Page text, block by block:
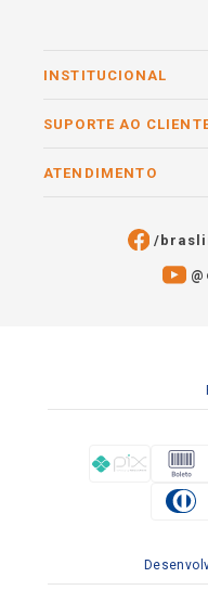
INSTITUCIONAL
SUPORTE AO
ATENDIMENTO
/